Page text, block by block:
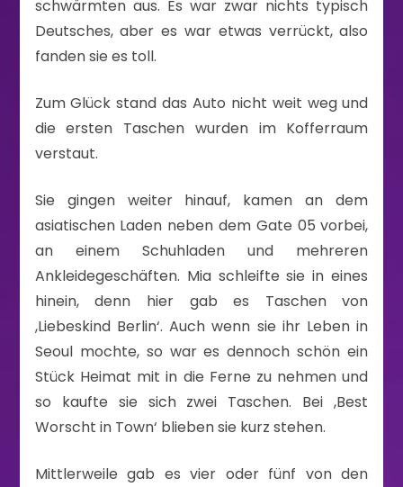
schwärmten aus. Es war zwar nichts typisch
Deutsches, aber es war etwas verrückt, also
fanden sie es toll.
Zum Glück stand das Auto nicht weit weg und
die ersten Taschen wurden im Kofferraum
verstaut.
Sie gingen weiter hinauf, kamen an dem
asiatischen Laden neben dem Gate 05 vorbei,
an einem Schuhladen und mehreren
Ankleidegeschäften. Mia schleifte sie in eines
hinein, denn hier gab es Taschen von
,Liebeskind Berlin‘. Auch wenn sie ihr Leben in
Seoul mochte, so war es dennoch schön ein
Stück Heimat mit in die Ferne zu nehmen und
so kaufte sie sich zwei Taschen. Bei ,Best
Worscht in Town‘ blieben sie kurz stehen.
Mittlerweile gab es vier oder fünf von den